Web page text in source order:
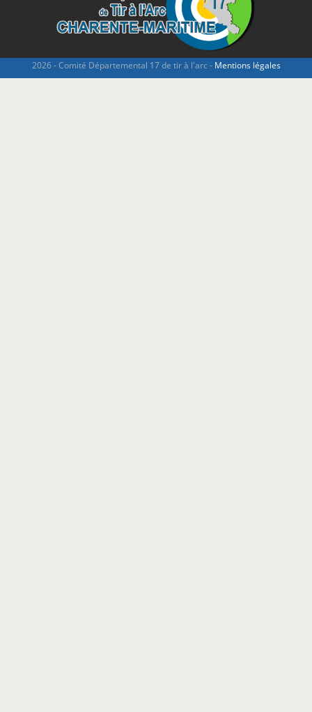
2026 - Comité Départemental 17 de tir à l'arc - Mentions légales